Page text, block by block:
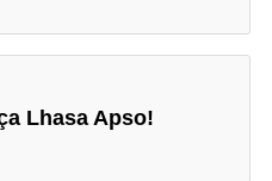
Lhasa Apso!